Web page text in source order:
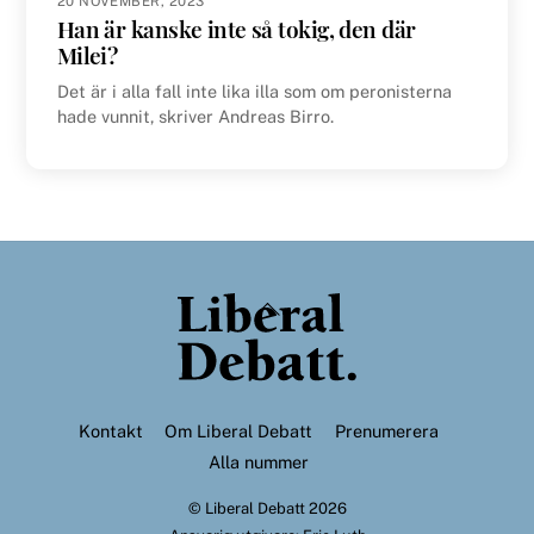
Han är kanske inte så tokig, den där
Milei?
Det är i alla fall inte lika illa som om peronisterna
hade vunnit, skriver Andreas Birro.
Back
To
Top
Kontakt Om Liberal Debatt
Prenumerera
Alla nummer
© Liberal Debatt2026